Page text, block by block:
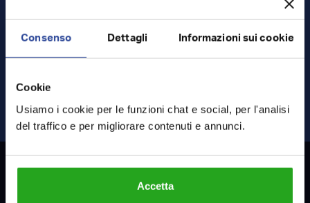
Consenso Dettagli Informazioni sui cookie
Cookie
Usiamo i cookie per le funzioni chat e social, per l'analisi
del traffico e per migliorare contenuti e annunci.
Accetta
Ho letto e accetto